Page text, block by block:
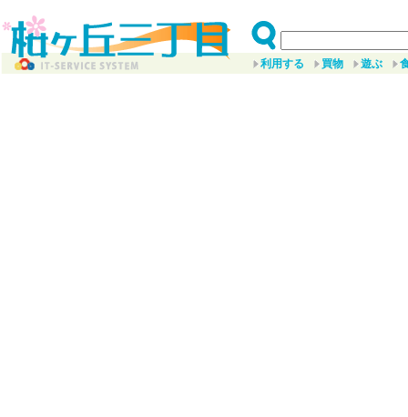
利用する 買物 遊ぶ